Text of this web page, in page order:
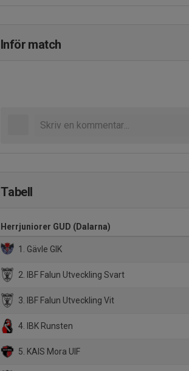
Inför match
Tabell
Herrjuniorer GUD (Dalarna)
1. Gävle GIK
2. IBF Falun Utveckling Svart
3. IBF Falun Utveckling Vit
4. IBK Runsten
5. KAIS Mora UIF